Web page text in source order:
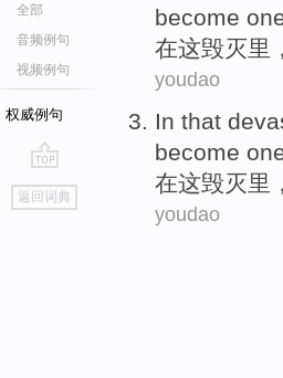
全部
音频例句
视频例句
权威例句
go
top
返回词典
become
在这毁灭里
youdao
In that
become
在这毁灭里
youdao